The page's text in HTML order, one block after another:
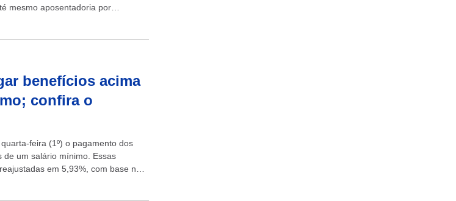
mesmo aposentadoria por
benefícios acima
confira o
feira (1º) o pagamento dos
de um salário mínimo. Essas
em 5,93%, com base na